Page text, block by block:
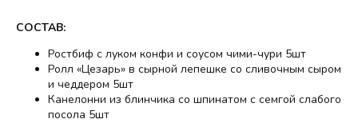
СОСТАВ:
Ростбиф с луком конфи и соусом чими-чури 5шт
Ролл «Цезарь» в сырной лепешке со сливочным сыром
и чеддером 5шт
Канелонни из блинчика со шпинатом с семгой слабого
посола 5шт